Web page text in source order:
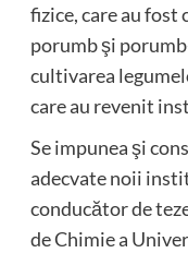
fizice, care au fost
porumb şi
cultivarea
care au revenit
Se impunea şi
adecvate noii
conducător de
de Chimie a